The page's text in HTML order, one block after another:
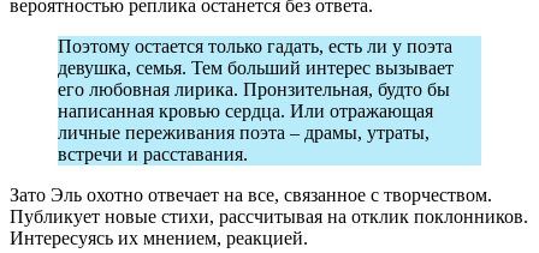
вероятностью реплика останется без ответа.
Поэтому остается только гадать, есть ли у поэта
девушка, семья. Тем больший интерес вызывает
его любовная лирика. Пронзительная, будто бы
написанная кровью сердца. Или отражающая
личные переживания поэта – драмы, утраты,
встречи и расставания.
Зато Эль охотно отвечает на все, связанное с творчеством.
Публикует новые стихи, рассчитывая на отклик поклонников.
Интересуясь их мнением, реакцией.